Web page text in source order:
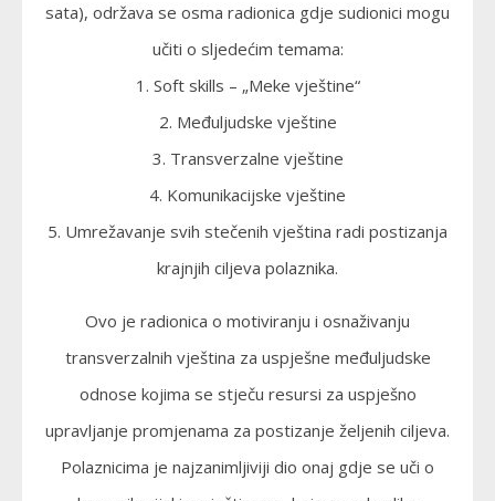
sata), održava se osma radionica gdje sudionici mogu
učiti o sljedećim temama:
1. Soft skills – „Meke vještine“
2. Međuljudske vještine
3. Transverzalne vještine
4. Komunikacijske vještine
5. Umrežavanje svih stečenih vještina radi postizanja
krajnjih ciljeva polaznika.
Ovo je radionica o motiviranju i osnaživanju
transverzalnih vještina za uspješne međuljudske
odnose kojima se stječu resursi za uspješno
upravljanje promjenama za postizanje željenih ciljeva.
Polaznicima je najzanimljiviji dio onaj gdje se uči o